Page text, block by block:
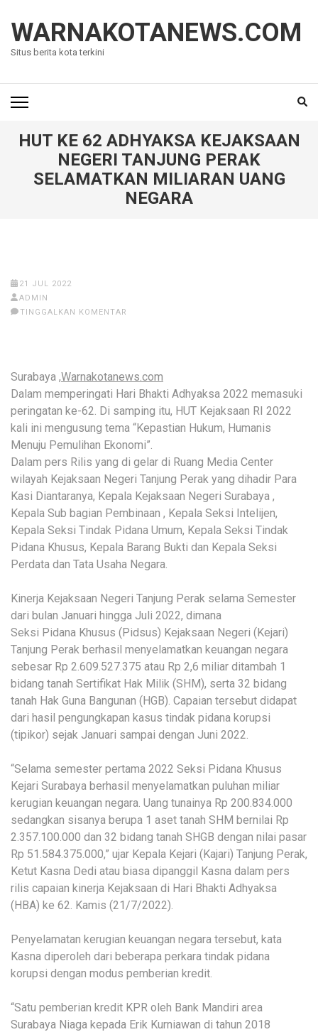
konten
(Tekan
WARNAKOTANEWS.COM
Situs berita kota terkini
HUT KE 62 ADHYAKSA KEJAKSAAN
NEGERI TANJUNG PERAK
SELAMATKAN MILIARAN UANG
NEGARA
21 JUL 2022
ADMIN
TINGGALKAN KOMENTAR
Surabaya ,Warnakotanews.com
Dalam memperingati Hari Bhakti Adhyaksa 2022 memasuki
peringatan ke-62. Di samping itu, HUT Kejaksaan RI 2022
kali ini mengusung tema “Kepastian Hukum, Humanis
Menuju Pemulihan Ekonomi”.
Dalam pers Rilis yang di gelar di Ruang Media Center
wilayah Kejaksaan Negeri Tanjung Perak yang dihadir Para
Kasi Diantaranya, Kepala Kejaksaan Negeri Surabaya ,
Kepala Sub bagian Pembinaan , Kepala Seksi Intelijen,
Kepala Seksi Tindak Pidana Umum, Kepala Seksi Tindak
Pidana Khusus, Kepala Barang Bukti dan Kepala Seksi
Perdata dan Tata Usaha Negara.
Kinerja Kejaksaan Negeri Tanjung Perak selama Semester
dari bulan Januari hingga Juli 2022, dimana
Seksi Pidana Khusus (Pidsus) Kejaksaan Negeri (Kejari)
Tanjung Perak berhasil menyelamatkan keuangan negara
sebesar Rp 2.609.527.375 atau Rp 2,6 miliar ditambah 1
bidang tanah Sertifikat Hak Milik (SHM), serta 32 bidang
tanah Hak Guna Bangunan (HGB). Capaian tersebut didapat
dari hasil pengungkapan kasus tindak pidana korupsi
(tipikor) sejak Januari sampai dengan Juni 2022.
“Selama semester pertama 2022 Seksi Pidana Khusus
Kejari Surabaya berhasil menyelamatkan puluhan miliar
kerugian keuangan negara. Uang tunainya Rp 200.834.000
sedangkan sisanya berupa 1 aset tanah SHM bernilai Rp
2.357.100.000 dan 32 bidang tanah SHGB dengan nilai pasar
Rp 51.584.375.000,” ujar Kepala Kejari (Kajari) Tanjung Perak,
Ketut Kasna Dedi atau biasa dipanggil Kasna dalam pers
rilis capaian kinerja Kejaksaan di Hari Bhakti Adhyaksa
(HBA) ke 62. Kamis (21/7/2022).
Penyelamatan kerugian keuangan negara tersebut, kata
Kasna diperoleh dari beberapa perkara tindak pidana
korupsi dengan modus pemberian kredit.
“Satu pemberian kredit KPR oleh Bank Mandiri area
Surabaya Niaga kepada Erik Kurniawan di tahun 2018